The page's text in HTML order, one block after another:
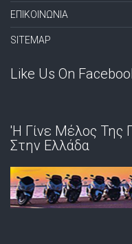
ΕΠΙΚΟΙΝΩΝΙΑ
SITEMAP
Like Us On
'Η Γίνε Μέλος Της
Στην Ελλάδα